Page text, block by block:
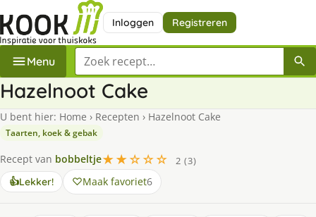
Inloggen Registreren
Menu Zoek een recept
Hazelnoot Cake
U bent hier: Home › Recepten › Hazelnoot Cake
Taarten, koek & gebak
Recept van bobbeltje★★☆☆☆
2 (3)
👍Lekker! Maak favoriet6